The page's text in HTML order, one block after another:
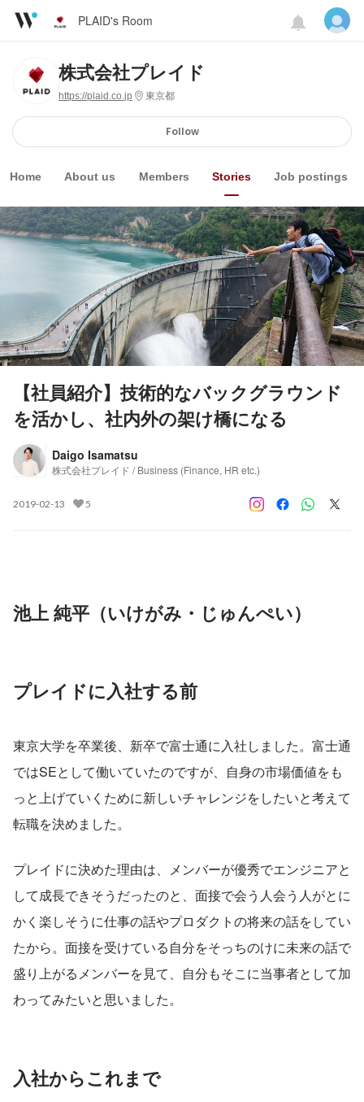
PLAID's Room
株式会社プレイド
https://plaid.co.jp 東京都
Follow
Home About us Members Stories Job postings
【社員紹介】技術的なバックグラウンド
を活かし、社内外の架け橋になる
Daigo Isamatsu
株式会社プレイド / Business (Finance, HR etc.)
2019-02-13 5
池上 純平（いけがみ・じゅんぺい）
プレイドに入社する前
東京大学を卒業後、新卒で富士通に入社しました。富士通
ではSEとして働いていたのですが、自身の市場価値をも
っと上げていくために新しいチャレンジをしたいと考えて
転職を決めました。
プレイドに決めた理由は、メンバーが優秀でエンジニアと
して成長できそうだったのと、面接で会う人会う人がとに
かく楽しそうに仕事の話やプロダクトの将来の話をしてい
たから。面接を受けている自分をそっちのけに未来の話で
盛り上がるメンバーを見て、自分もそこに当事者として加
わってみたいと思いました。
入社からこれまで